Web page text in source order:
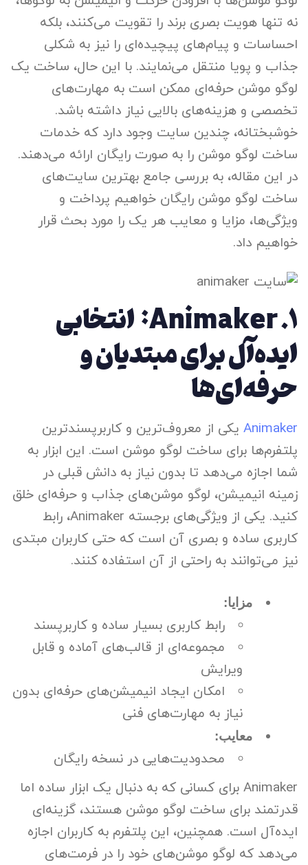
نه تنها هویت بصری برند را تقویت می‌کنند، بلکه
احساسات و پیام‌های پیچیده‌ای را نیز به شکلی
جذاب و پویا منتقل می‌نمایند. با این حال، ساخت یک
لوگو موشن حرفه‌ای ممکن است به مهارت‌های
تخصصی و هزینه‌های بالایی نیاز داشته باشد.
خوشبختانه، چندین سایت وجود دارد که خدمات
ساخت لوگو موشن را به صورت رایگان ارائه می‌دهند.
در این مقاله، به بررسی جامع بهترین سایت‌های
ساخت لوگو موشن رایگان خواهیم پرداخت و
ویژگی‌ها، مزایا و معایب هر یک را مورد بحث قرار
خواهیم داد.
۱. Animaker: انتخابی
ایده‌آل برای مبتدیان و
حرفه‌ای‌ها
Animaker یکی از معروف‌ترین و کاربرپسندترین
پلتفرم‌ها برای ساخت لوگو موشن است. این ابزار به
شما اجازه می‌دهد تا بدون نیاز به دانش قبلی در
زمینه انیمیشن، لوگو موشن‌های جذاب و حرفه‌ای خلق
کنید. یکی از ویژگی‌های برجسته Animaker، رابط
کاربری ساده و بصری آن است که حتی کاربران مبتدی
نیز می‌توانند به راحتی از آن استفاده کنند.
مزایا:
رابط کاربری بسیار ساده و کاربرپسند
مجموعه‌ای از قالب‌های آماده و قابل
ویرایش
امکان ایجاد انیمیشن‌های حرفه‌ای بدون
نیاز به مهارت‌های فنی
معایب:
محدودیت‌هایی در نسخه رایگان
Animaker برای کسانی که به دنبال یک ابزار ساده اما
قدرتمند برای ساخت لوگو موشن هستند، گزینه‌ای
ایده‌آل است. همچنین، این پلتفرم به کاربران اجازه
می‌دهد که لوگو موشن‌های خود را در فرمت‌های